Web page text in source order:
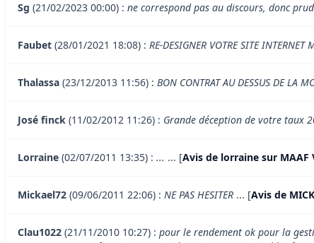
Sg (21/02/2023 00:00) : ne correspond pas au discours, donc
Faubet (28/01/2021 18:08) : RE-DESIGNER VOTRE SITE INTERNET
Thalassa (23/12/2013 11:56) : BON CONTRAT AU DESSUS DE LA
José finck (11/02/2012 11:26) : Grande déception de votre taux
Lorraine (02/07/2011 13:35) : ... ... [Avis de lorraine sur MAAF
Mickael72 (09/06/2011 22:06) : NE PAS HESITER ... [Avis de
Clau1022 (21/11/2010 10:27) : pour le rendement ok pour la